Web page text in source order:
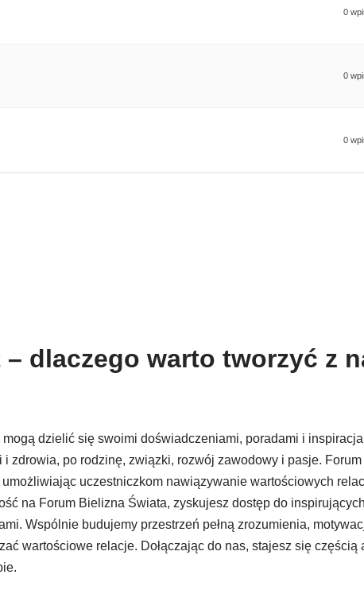
0
0
0
dlaczego warto tworzyć z
dzielić się swoimi doświadczeniami, poradami i
zdrowia, po rodzinę, związki, rozwój zawodowy i pasje.
uczestniczkom nawiązywanie wartościowych
na Forum Bielizna Świata, zyskujesz dostęp do
Wspólnie budujemy przestrzeń pełną zrozumienia,
wartościowe relacje. Dołączając do nas, stajesz się częścią